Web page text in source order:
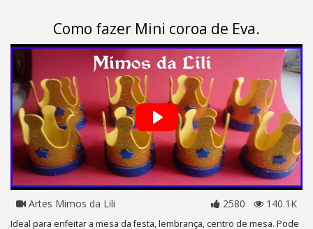
Como fazer Mini coroa de Eva.
Artes Mimos da Lili 2580 140.1K
Ideal para enfeitar a mesa da festa, lembrança, centro de mesa. Pode